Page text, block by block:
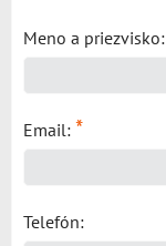
Meno a priezvisko:
Email: *
Telefón: